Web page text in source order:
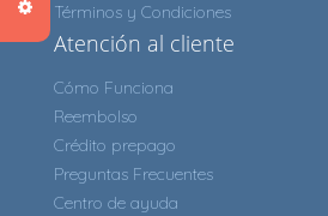
Términos y Condiciones
Atención al cliente
Cómo Funciona
Reembolso
Crédito prepago
Preguntas Frecuentes
Centro de ayuda